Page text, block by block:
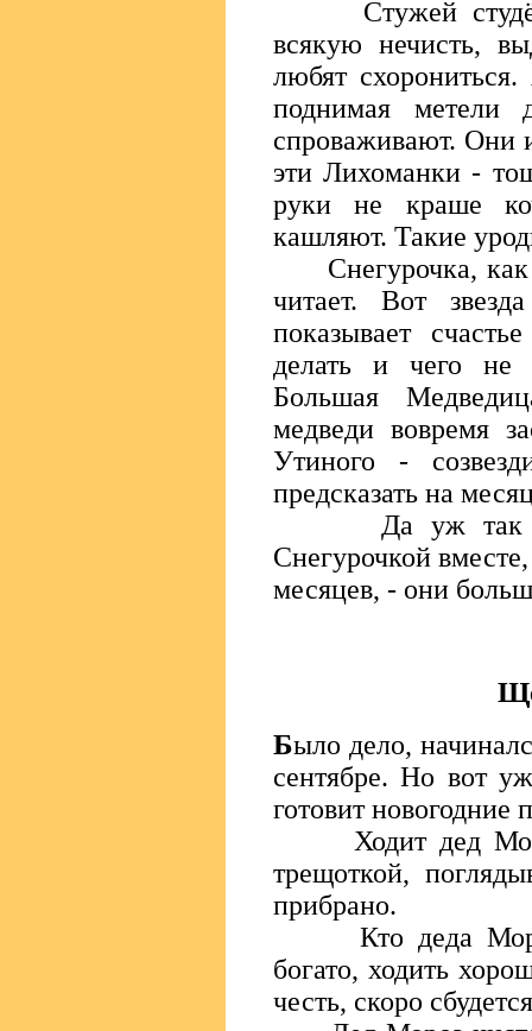
Стужей
всякую нечисть,
любят
поднимая
спроваживают. Они
эти Лихоманки -
руки не краше
кашляют. Такие
Снегурочка, как
читает. Вот
показывает
делать и чего не
Большая
медведи вовремя
Утиного -
предсказать на
Да уж так
Снегурочкой
месяцев, - они
Было дело,
сентябре. Но вот
готовит новогодние
Ходит дед
трещоткой,
прибрано.
Кто деда
богато, ходить
честь, скоро